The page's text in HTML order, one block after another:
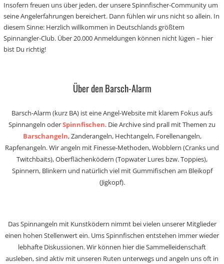
Insofern freuen uns über jeden, der unsere Spinnfischer-Community um
seine Angelerfahrungen bereichert. Dann fühlen wir uns nicht so allein. In
diesem Sinne: Herzlich willkommen in Deutschlands größtem
Spinnangler-Club. Über 20.000 Anmeldungen können nicht lügen – hier
bist Du richtig!
Über den Barsch-Alarm
Barsch-Alarm (kurz BA) ist eine Angel-Website mit klarem Fokus aufs
Spinnangeln oderSpinnfischen. Die Archive sind prall mit Themen zu
Barschangeln, Zanderangeln, Hechtangeln, Forellenangeln,
Rapfenangeln. Wir angeln mit Finesse-Methoden, Wobblern (Cranks und
Twitchbaits), Oberflächenködern (Topwater Lures bzw. Toppies),
Spinnern, Blinkern und natürlich viel mit Gummifischen am Bleikopf
(Jigkopf).
Das Spinnangeln mit Kunstködern nimmt bei vielen unserer Mitglieder
einen hohen Stellenwert ein. Ums Spinnfischen entstehen immer wieder
lebhafte Diskussionen. Wir können hier die Sammelleidenschaft
ausleben, sind aktiv mit unseren Ruten unterwegs und angeln uns oft in